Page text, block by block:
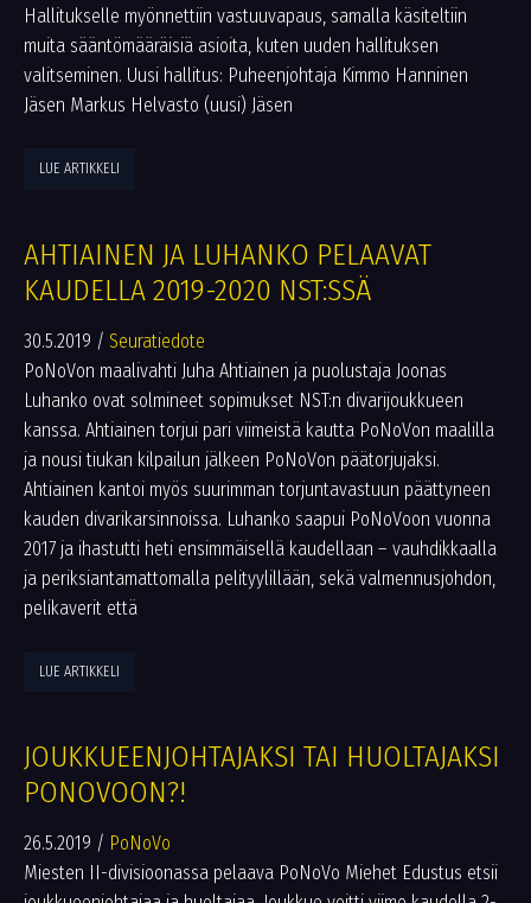
Hallitukselle myönnettiin vastuuvapaus, samalla käsiteltiin
muita sääntömääräisiä asioita, kuten uuden hallituksen
valitseminen. Uusi hallitus: Puheenjohtaja Kimmo Hanninen
Jäsen Markus Helvasto (uusi) Jäsen
LUE ARTIKKELI
AHTIAINEN JA LUHANKO PELAAVAT
KAUDELLA 2019-2020 NST:SSÄ
30.5.2019 / Seuratiedote
PoNoVon maalivahti Juha Ahtiainen ja puolustaja Joonas
Luhanko ovat solmineet sopimukset NST:n divarijoukkueen
kanssa. Ahtiainen torjui pari viimeistä kautta PoNoVon maalilla
ja nousi tiukan kilpailun jälkeen PoNoVon päätorjujaksi.
Ahtiainen kantoi myös suurimman torjuntavastuun päättyneen
kauden divarikarsinnoissa. Luhanko saapui PoNoVoon vuonna
2017 ja ihastutti heti ensimmäisellä kaudellaan – vauhdikkaalla
ja periksiantamattomalla pelityylillään, sekä valmennusjohdon,
pelikaverit että
LUE ARTIKKELI
JOUKKUEENJOHTAJAKSI TAI HUOLTAJAKSI
PONOVOON?!
26.5.2019 / PoNoVo
Miesten II-divisioonassa pelaava PoNoVo Miehet Edustus etsii